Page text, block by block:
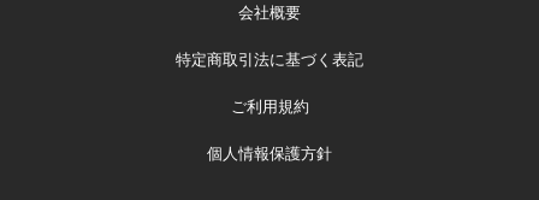
会社概要
特定商取引法に基づく表記
ご利用規約
個人情報保護方針